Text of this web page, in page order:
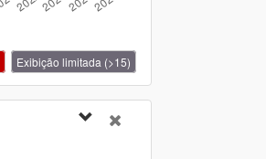
Exibição limitada (>15)